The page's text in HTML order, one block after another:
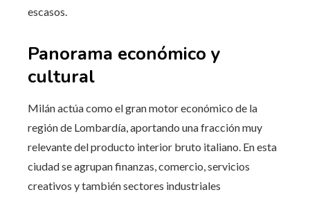
escasos.
Panorama económico y
cultural
Milán actúa como el gran motor económico de la
región de Lombardía, aportando una fracción muy
relevante del producto interior bruto italiano. En esta
ciudad se agrupan finanzas, comercio, servicios
creativos y también sectores industriales